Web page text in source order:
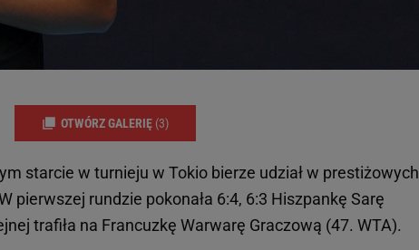
OTWÓRZ GALERIĘ (3)
starcie w turnieju w Tokio bierze udział w prestiżowych
pierwszej rundzie pokonała 6:4, 6:3 Hiszpankę Sarę
trafiła na Francuzkę Warwarę Graczową (47. WTA).